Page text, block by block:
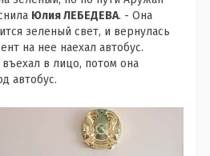
Юлия ЛЕБЕДЕВА. - Она
зеленый свет, и вернулась
на нее наехал автобус.
в лицо, потом она
автобус.